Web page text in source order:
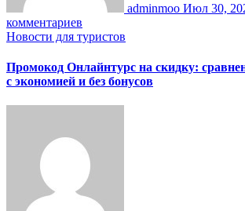
adminmoo Июл 30,
комментариев
Новости для туристов
Промокод Онлайнтурс на скидку:
с экономией и без бонусов